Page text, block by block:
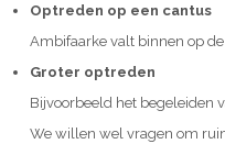
Optreden op een cantus
Ambifaarke valt binnen op
Groter optreden
Bijvoorbeeld het begeleiden
We willen wel vragen om